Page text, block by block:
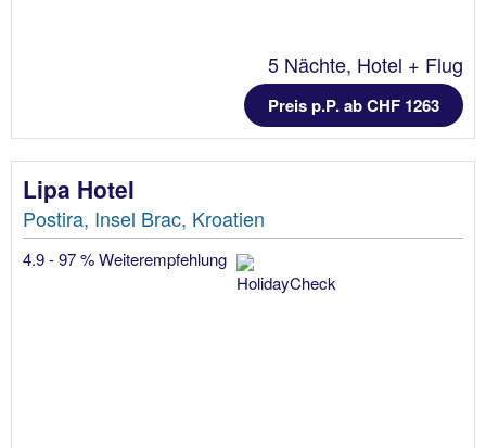
5 Nächte, Hotel + Flug
Preis p.P. ab CHF 1263
Lipa Hotel
Postira, Insel Brac, Kroatien
4.9 - 97 % Weiterempfehlung